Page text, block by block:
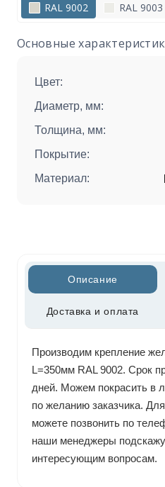
RAL 9002
RAL 9003
Основные
Цвет:
Диаметр, мм:
Толщина, мм:
Покрытие:
Материал:
Описание
Доставка и оплата
Производим крепление
L=350мм RAL 9002. Срок
дней. Можем покрасить в
по желанию заказчика.
можете позвонить по
наши менеджеры
интересующим вопросам.